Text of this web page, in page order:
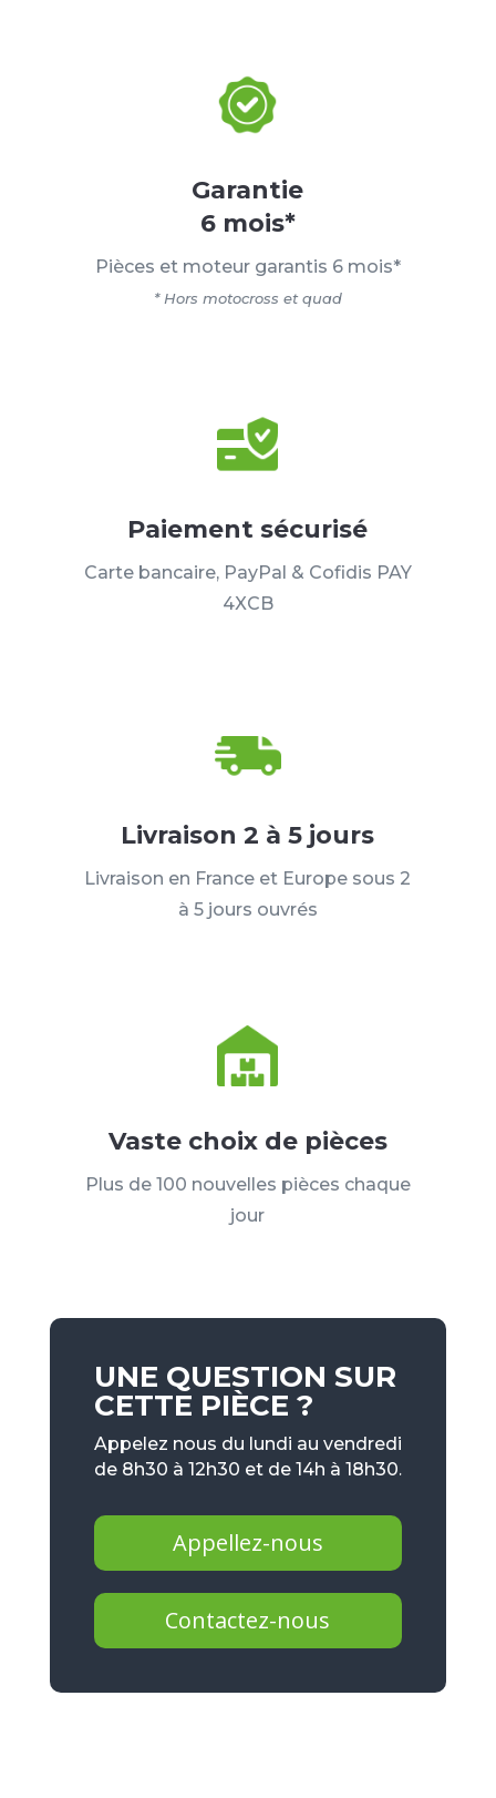
Garantie
6 mois*
Pièces et moteur garantis 6 mois*
* Hors motocross et quad
Paiement sécurisé
Carte bancaire, PayPal & Cofidis PAY
4XCB
Livraison 2 à 5 jours
Livraison en France et Europe sous 2
à 5 jours ouvrés
Vaste choix de pièces
Plus de 100 nouvelles pièces chaque
jour
UNE QUESTION SUR
CETTE PIÈCE ?
Appelez nous du lundi au vendredi
de 8h30 à 12h30 et de 14h à 18h30.
Appellez-nous
Contactez-nous